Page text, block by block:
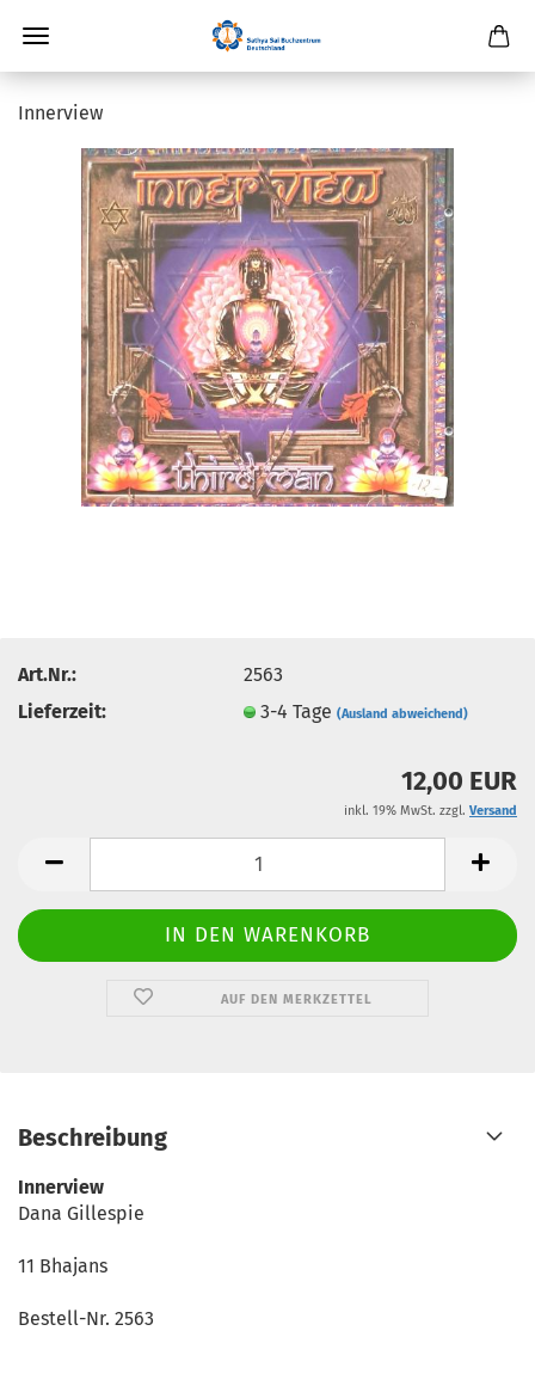
Innerview
Art.Nr.:
2563
Lieferzeit:
3-4 Tage(Ausland abweichend)
12,00 EUR
inkl. 19% MwSt. zzgl. Versand
AUF DEN MERKZETTEL
Beschreibung
Innerview
Dana Gillespie
11 Bhajans
Bestell-Nr. 2563